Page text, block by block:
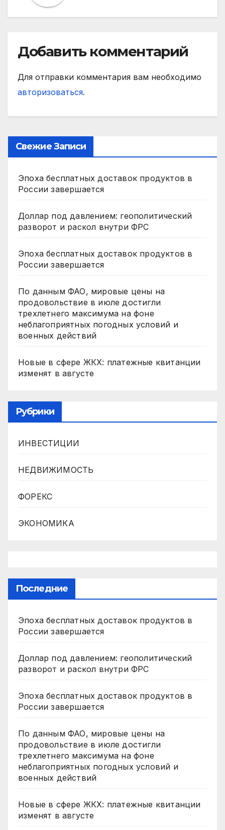
Добавить комментарий
Для отправки комментария вам необходимо
авторизоваться.
Свежие Записи
Эпоха бесплатных доставок продуктов в
России завершается
Доллар под давлением: геополитический
разворот и раскол внутри ФРС
Эпоха бесплатных доставок продуктов в
России завершается
По данным ФАО, мировые цены на
продовольствие в июле достигли
трехлетнего максимума на фоне
неблагоприятных погодных условий и
военных действий
Новые в сфере ЖКХ: платежные квитанции
изменят в августе
Рубрики
ИНВЕСТИЦИИ
НЕДВИЖИМОСТЬ
ФОРЕКС
ЭКОНОМИКА
Последние
Эпоха бесплатных доставок продуктов в
России завершается
Доллар под давлением: геополитический
разворот и раскол внутри ФРС
Эпоха бесплатных доставок продуктов в
России завершается
По данным ФАО, мировые цены на
продовольствие в июле достигли
трехлетнего максимума на фоне
неблагоприятных погодных условий и
военных действий
Новые в сфере ЖКХ: платежные квитанции
изменят в августе